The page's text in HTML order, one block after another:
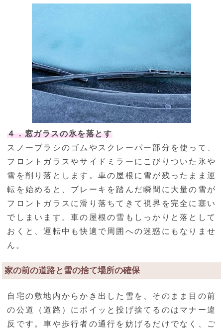
４．窓ガラスの氷を落とす
スノーブラシのゴムやスクレーパー部分を使って、
フロントガラスやサイドミラーにこびりついた氷や
雪を削り落とします。車の屋根に雪が残ったまま運
転を始めると、ブレーキを踏んだ瞬間に大量の雪が
フロントガラスに滑り落ちてきて視界を完全に塞い
でしまいます。車の屋根の雪もしっかりと落として
おくと、運転中も快適で周囲への迷惑にもなりませ
ん。
家の前の道路と雪の捨て場所の確保
自宅の敷地内からかき出した雪を、そのまま目の前
の公道（道路）にポイッと投げ捨てるのはマナー違
反です。車や歩行者の通行を妨げるだけでなく、ご